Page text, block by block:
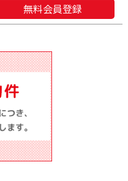
無料会員登録